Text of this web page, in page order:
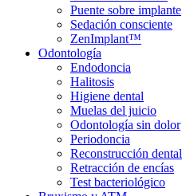
Puente sobre implante
Sedación consciente
ZenImplant™
Odontología
Endodoncia
Halitosis
Higiene dental
Muelas del juicio
Odontología sin dolor
Periodoncia
Reconstrucción dental
Retracción de encías
Test bacteriológico